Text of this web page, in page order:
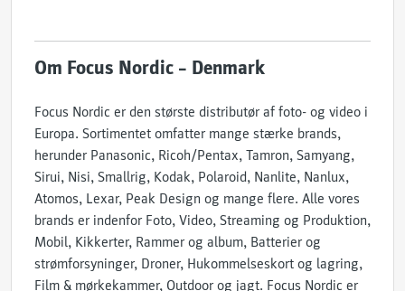
Om Focus Nordic – Denmark
Focus Nordic er den største distributør af foto- og video i
Europa. Sortimentet omfatter mange stærke brands,
herunder Panasonic, Ricoh/Pentax, Tamron, Samyang,
Sirui, Nisi, Smallrig, Kodak, Polaroid, Nanlite, Nanlux,
Atomos, Lexar, Peak Design og mange flere. Alle vores
brands er indenfor Foto, Video, Streaming og Produktion,
Mobil, Kikkerter, Rammer og album, Batterier og
strømforsyninger, Droner, Hukommelseskort og lagring,
Film & mørkekammer, Outdoor og jagt. Focus Nordic er